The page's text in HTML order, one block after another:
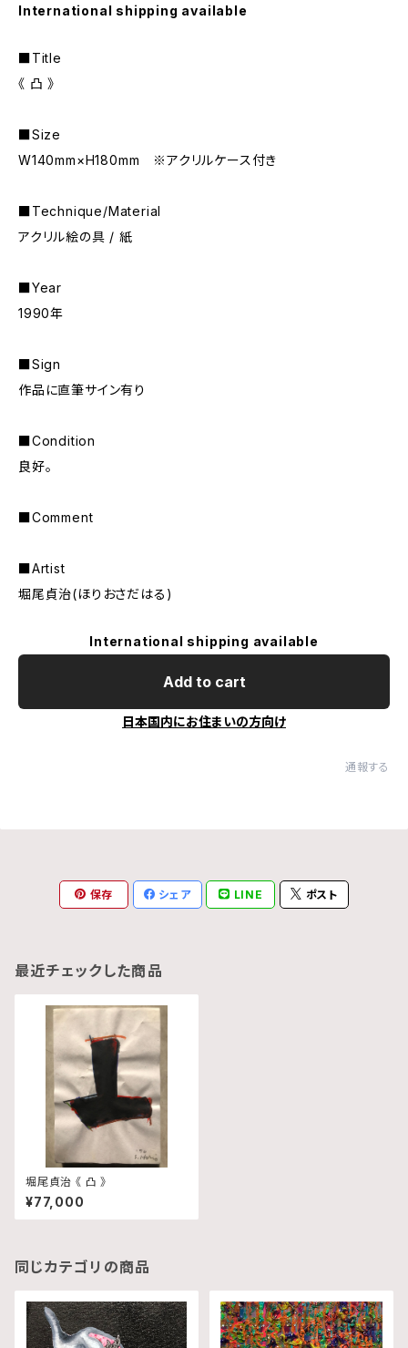
International shipping available
■Title
《 凸 》
■Size
W140mm×H180mm ※アクリルケース付き
■Technique/Material
アクリル絵の具 / 紙
■Year
1990年
■Sign
作品に直筆サイン有り
■Condition
良好。
■Comment
■Artist
堀尾貞治(ほりおさだはる)
International shipping available
Add to cart
日本国内にお住まいの方向け
通報する
保存 シェア LINE ポスト
最近チェックした商品
堀尾貞治 《 凸 》
¥77,000
同じカテゴリの商品